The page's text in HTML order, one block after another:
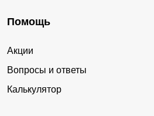
Помощь
Акции
Вопросы и ответы
Калькулятор